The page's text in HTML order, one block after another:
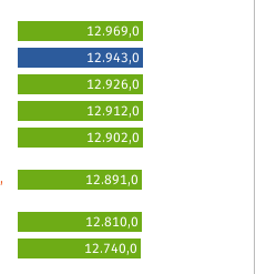
12.969,0
12.943,0
12.926,0
12.912,0
12.902,0
12.891,0
12.810,0
12.740,0